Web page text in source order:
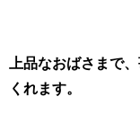
上品なおばさまで
くれます。